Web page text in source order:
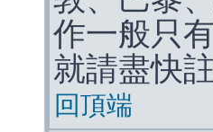
作一般只
就請盡快
回頂端